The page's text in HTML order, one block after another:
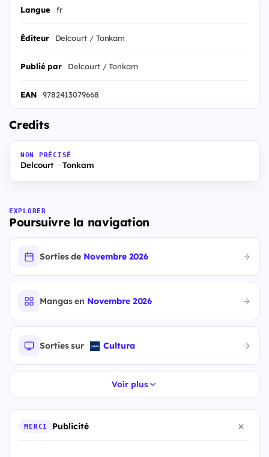
Langue fr
Éditeur Delcourt / Tonkam
Publié par Delcourt / Tonkam
EAN 9782413079668
Credits
NON PRÉCISÉ
Delcourt Tonkam
EXPLORER
Poursuivre la navigation
Sorties de Novembre 2026
Mangas en Novembre 2026
Sorties sur Cultura
Voir plus
MERCI Publicité